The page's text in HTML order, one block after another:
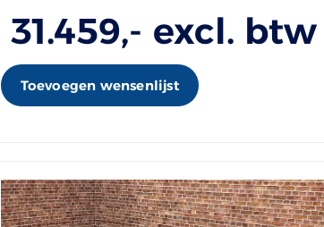
31.459,- excl. btw
Toevoegen wensenlijst